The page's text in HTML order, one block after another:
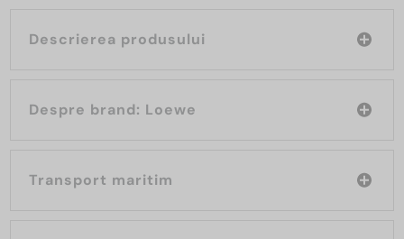
Descrierea produsului
Despre brand: Loewe
Transport maritim